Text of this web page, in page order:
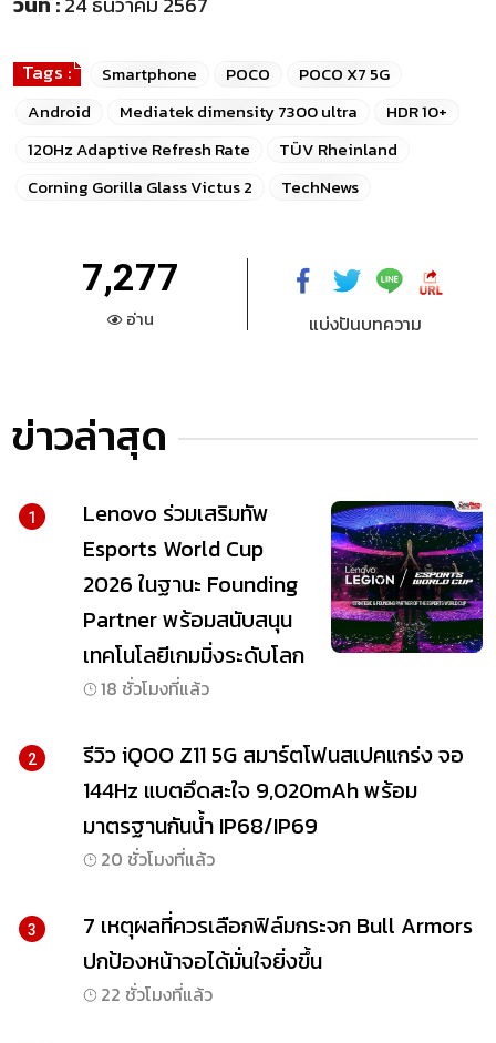
Tags : Smartphone POCO
POCO X7 5G
Android
Mediatek dimensity 7300 ultra
HDR 10+
120Hz Adaptive Refresh Rate
TÜV Rheinland
Corning Gorilla Glass Victus 2
TechNews
7,277
อ่าน แบ่งปันบทความ
ข่าวล่าสุด
1
Lenovo ร่วมเสริมทัพ
Esports World Cup
2026 ในฐานะ Founding
Partner พร้อมสนับสนุน
เทคโนโลยีเกมมิ่งระดับโลก
18 ชั่วโมงที่แล้ว
2
รีวิว iQOO Z11 5G สมาร์ตโฟนสเปคแกร่ง จอ
144Hz แบตอึดสะใจ 9,020mAh พร้อม
มาตรฐานกันน้ำ IP68/IP69
20 ชั่วโมงที่แล้ว
3
7 เหตุผลที่ควรเลือกฟิล์มกระจก Bull Armors
ปกป้องหน้าจอได้มั่นใจยิ่งขึ้น
22 ชั่วโมงที่แล้ว